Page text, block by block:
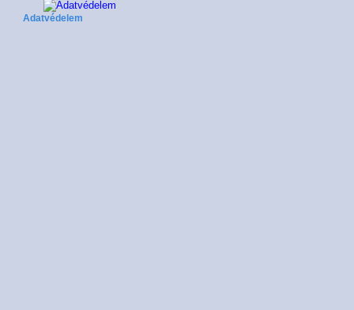
Adatvédelem